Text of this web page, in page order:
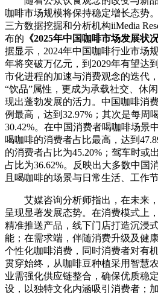
咖啡市场规模将保持稳定增长态势
三方数据挖掘和分析机构iiMedia
布的 《2025年中国咖啡市场发展状
据显示，2024年中国咖啡行业市场
年将突破万亿元，到2029年有望达
市化进程的加速与消费观念的迭代
“饮品”属性，更成为承载社交、休
现出蓬勃发展的活力。中国咖啡消
例最高，达到32.97%；其次是每周
30.42%。在中国消费者喝咖啡场景
喝咖啡的消费者占比最高，达到
的消费者占比为45.20%；驾车时或
占比为36.62%。反映出大多数中国
且喝咖啡的场景与日常生活、工作
艾媒咨询分析师指出，在未来，
呈现显著发展态势。在消费模式上
精准推送产品，线下门店打造沉浸
能；在需求端，伴随消费升级及健
个性化咖啡消费，同时消费者对有
贯穿始终，从咖啡豆种植采用智慧
业需强化供应链整合，确保优质稳
设，以独特文化内涵吸引消费者；